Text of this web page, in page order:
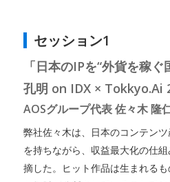
セッション1
「日本のIPを“外貨を稼
孔明 on IDX × Tokkyo.Ai
AOSグループ代表 佐々木 隆
弊社佐々木は、日本のコンテン
を持ちながら、収益最大化の仕
摘した。ヒット作品は生まれる